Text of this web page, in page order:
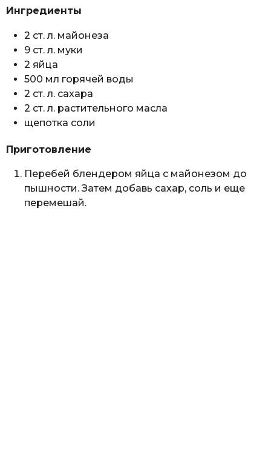
Ингредиенты
2 ст. л. майонеза
9 ст. л. муки
2 яйца
500 мл горячей воды
2 ст. л. сахара
2 ст. л. растительного масла
щепотка соли
Приготовление
Перебей блендером яйца с майонезом до
пышности. Затем добавь сахар, соль и еще
перемешай.